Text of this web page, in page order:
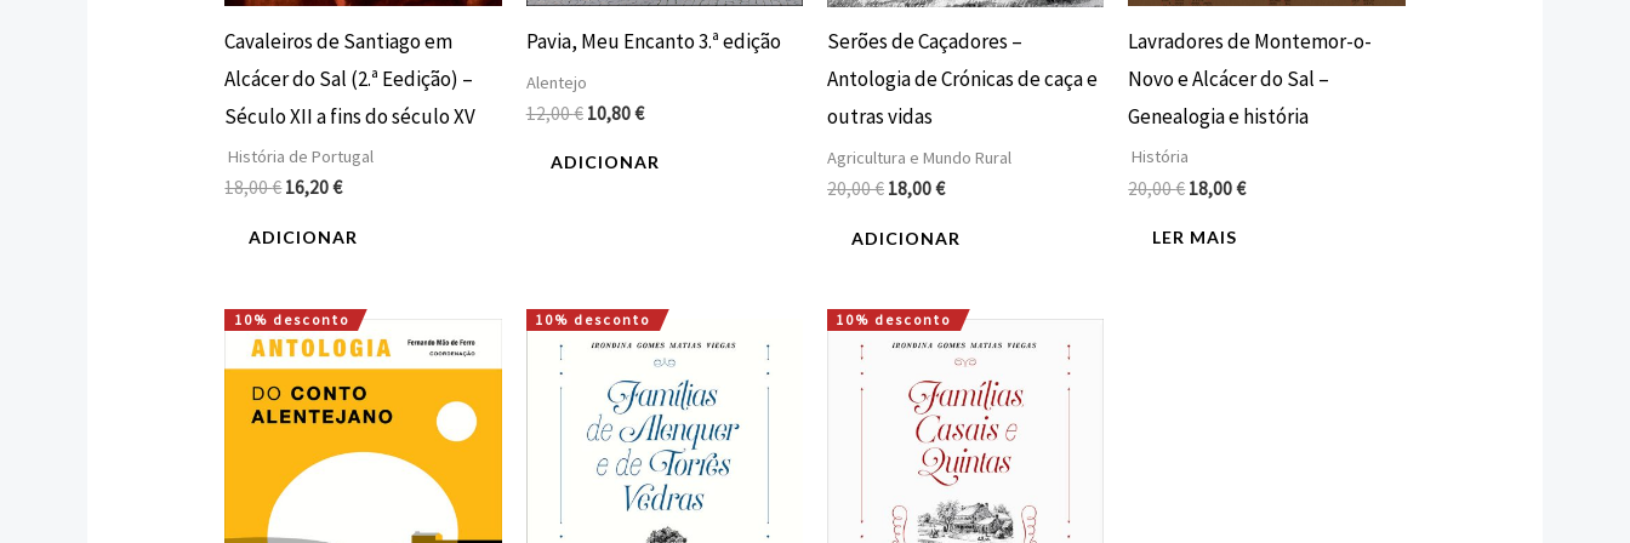
Cavaleiros de Santiago em
Alcácer do Sal (2.ª Eedição) –
Século XII a fins do século XV
História de Portugal
18,00€16,20€
ADICIONAR
Pavia, Meu Encanto 3.ª edição
Alentejo
12,00€ 10,80€
ADICIONAR
Serões de Caçadores –
Antologia de Crónicas de caça e
outras vidas
Agricultura e Mundo Rural
20,00€ 18,00€
ADICIONAR
Lavradores de Montemor-o-
Novo e Alcácer do Sal –
Genealogia e história
História
20,00€18,00€
LER MAIS
10% desconto
O
preço
original
era:
15,00 €.
O
preço
atual
é:
13,50 €.
10% desconto
O
preço
original
era:
30,00 €.
O
preço
é:
27,00 €.
10% desconto
O
preço
original
era:
75,00 €.
O
preço
é:
67,50 €.